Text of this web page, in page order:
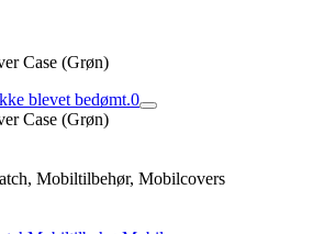
Case (Grøn)
blevet bedømt.0
Case (Grøn)
Mobiltilbehør, Mobilcovers